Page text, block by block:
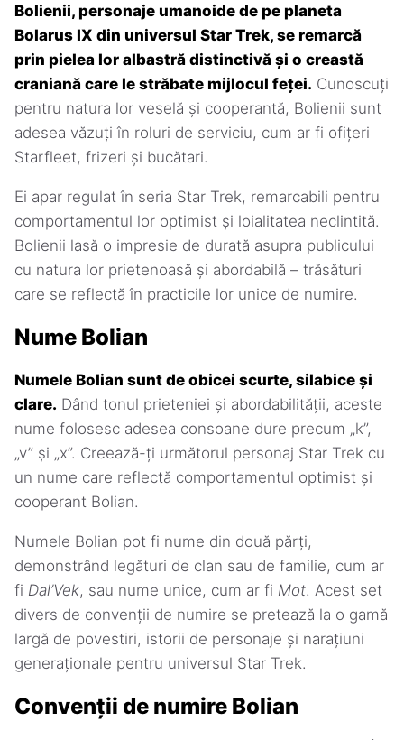
Bolienii, personaje umanoide de pe planeta
Bolarus IX din universul Star Trek, se remarcă
prin pielea lor albastră distinctivă și o creastă
craniană care le străbate mijlocul feței. Cunoscuți
pentru natura lor veselă și cooperantă, Bolienii sunt
adesea văzuți în roluri de serviciu, cum ar fi ofițeri
Starfleet, frizeri și bucătari.
Ei apar regulat în seria Star Trek, remarcabili pentru
comportamentul lor optimist și loialitatea neclintită.
Bolienii lasă o impresie de durată asupra publicului
cu natura lor prietenoasă și abordabilă – trăsături
care se reflectă în practicile lor unice de numire.
Nume Bolian
Numele Bolian sunt de obicei scurte, silabice și
clare. Dând tonul prieteniei și abordabilității, aceste
nume folosesc adesea consoane dure precum „k”,
„v” și „x”. Creează-ți următorul personaj Star Trek cu
un nume care reflectă comportamentul optimist și
cooperant Bolian.
Numele Bolian pot fi nume din două părți,
demonstrând legături de clan sau de familie, cum ar
fi Dal’Vek, sau nume unice, cum ar fi Mot. Acest set
divers de convenții de numire se pretează la o gamă
largă de povestiri, istorii de personaje și narațiuni
generaționale pentru universul Star Trek.
Convenții de numire Bolian